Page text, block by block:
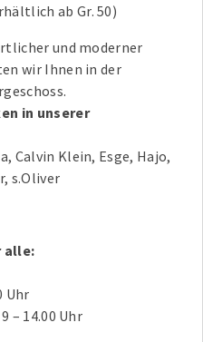
ab Gr. 50)
und moderner
wir Ihnen in der
in unserer
Calvin Klein, Esge, Hajo,
s.Oliver
alle:
Uhr
– 14.00 Uhr